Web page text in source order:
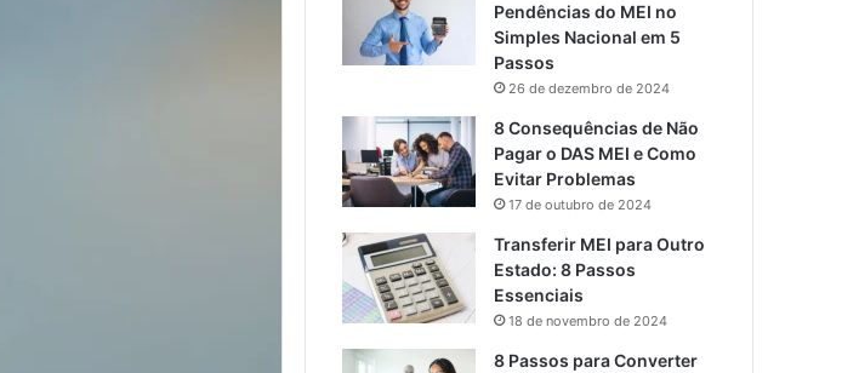
Pendências do MEI no
Simples Nacional em 5
Passos
26 de dezembro de 2024
8 Consequências de Não
Pagar o DAS MEI e Como
Evitar Problemas
17 de outubro de 2024
Transferir MEI para Outro
Estado: 8 Passos
Essenciais
18 de novembro de 2024
8 Passos para Converter